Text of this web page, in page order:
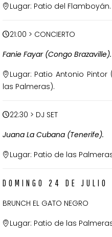
Lugar: Patio del Flamboyán.
21:00 > CONCIERTO
Fanie Fayar (Congo Brazaville).
Lugar: Patio Antonio
las Palmeras).
22:30 > DJ SET
Juana La Cubana (Tenerife).
Lugar: Patio de las
DOMINGO 24 DE JULIO
BRUNCH EL GATO NEGRO
Lugar: Patio de las